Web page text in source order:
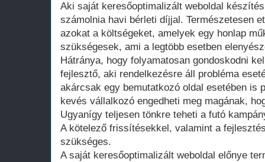
Aki saját keresőoptimalizált weboldal
számolnia havi bérleti díjjal. Természetesen
azokat a költségeket, amelyek egy honlap
szükségesek, ami a legtöbb esetben
Hátránya, hogy folyamatosan gondoskodni
fejlesztő, aki rendelkezésre áll probléma
akárcsak egy bemutatkozó oldal esetében is
kevés vállalkozó engedheti meg magának,
Ugyanígy teljesen tönkre teheti a futó
A kötelező frissítésekkel, valamint a
szükséges.
A saját keresőoptimalizált weboldal előnye